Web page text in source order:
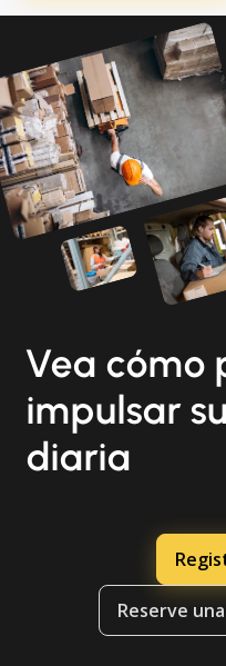
Vea cómo
impulsar
diaria
Reserve